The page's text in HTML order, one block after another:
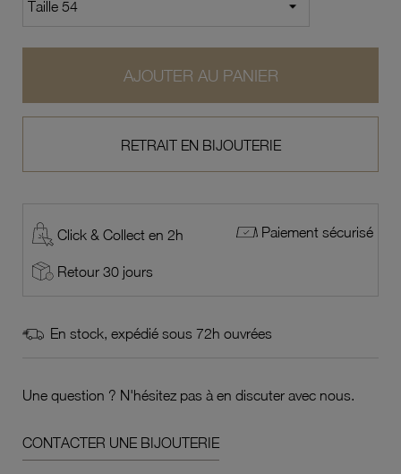
AJOUTER AU PANIER
RETRAIT EN BIJOUTERIE
Click & Collect en 2h Paiement sécurisé
Retour 30 jours
En stock, expédié sous 72h ouvrées
Une question ? N'hésitez pas à en discuter avec nous.
CONTACTER UNE BIJOUTERIE